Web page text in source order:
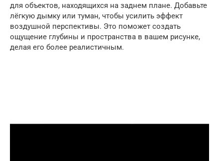
для объектов, находящихся на заднем плане. Добавьте
лёгкую дымку или туман, чтобы усилить эффект
воздушной перспективы. Это поможет создать
ощущение глубины и пространства в вашем рисунке,
делая его более реалистичным.